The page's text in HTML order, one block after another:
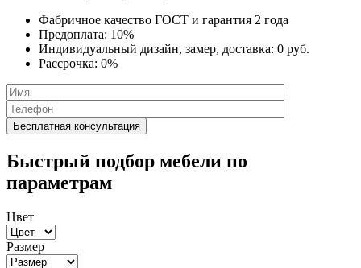
Фабричное качество ГОСТ и гарантия 2 года
Предоплата: 10%
Индивидуальный дизайн, замер, доставка: 0 руб.
Рассрочка: 0%
Быстрый подбор мебели по
параметрам
Цвет
Размер